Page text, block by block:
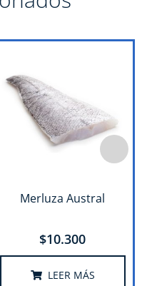
Merluza Austral
$10.300
LEER MÁS